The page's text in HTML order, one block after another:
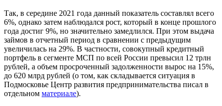
Так, в середине 2021 года данный показатель составлял всего
6%, однако затем наблюдался рост, который в конце прошлого
года достиг 9%, но значительно замедлился. При этом выдача
займов в отчетный период в сравнении с предыдущим
увеличилась на 29%. В частности, совокупный кредитный
портфель в сегменте МСП по всей России превысил 12 трлн
рублей, а объем просроченный задолженности вырос на 15%,
до 620 млрд рублей (о том, как складывается ситуация в
Подмосковье Центр развития предпринимательства писал в
отдельном материале).